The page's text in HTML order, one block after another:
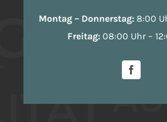
Montag – Donnerstag: 8:00
Freitag: 08:00 Uhr –